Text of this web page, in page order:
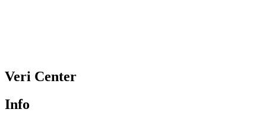
Veri Center
Info